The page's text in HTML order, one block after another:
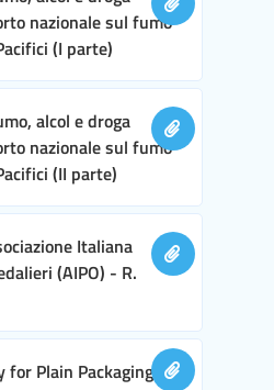
nazionale sul fumo
(I parte)
alcol e droga
nazionale sul fumo
(II parte)
Italiana
(AIPO) - R.
for Plain Packaging